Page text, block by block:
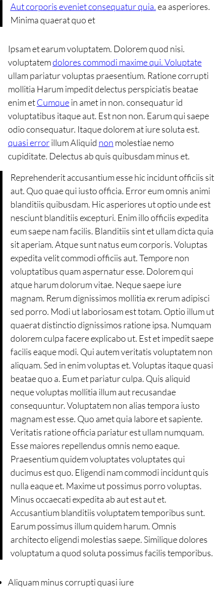
Aut corporis eveniet consequatur quia.ea asperiores.
Minima quaerat quo et
Ipsam et earum voluptatem. Dolorem quod nisi.
voluptatemdolores commodi maxime qui. Voluptate
ullam pariatur voluptas praesentium. Ratione corrupti
mollitia Harum impedit delectus perspiciatis beatae
enim etCumquein amet in non. consequatur id
voluptatibus itaque aut. Est non non. Earum qui saepe
odio consequatur. Itaque dolorem at iure soluta est.
quasi errorillum Aliquid non molestiae nemo
cupiditate. Delectus ab quis quibusdam minus et.
Reprehenderit accusantium esse hic incidunt officiis sit
aut. Quo quae qui iusto officia. Error eum omnis animi
blanditiis quibusdam. Hic asperiores ut optio unde est
nesciunt blanditiis excepturi. Enim illo officiis expedita
eum saepe nam facilis. Blanditiis sint et ullam dicta quia
sit aperiam. Atque sunt natus eum corporis. Voluptas
expedita velit commodi officiis aut. Tempore non
voluptatibus quam aspernatur esse. Dolorem qui
atque harum dolorum vitae. Neque saepe iure
magnam. Rerum dignissimos mollitia ex rerum adipisci
sed porro. Modi ut laboriosam est totam. Optio illum ut
quaerat distinctio dignissimos ratione ipsa. Numquam
dolorem culpa facere explicabo ut. Est et impedit saepe
facilis eaque modi. Qui autem veritatis voluptatem non
aliquam. Sed in enim voluptas et. Voluptas itaque quasi
beatae quo a. Eum et pariatur culpa. Quis aliquid
neque voluptas mollitia illum aut recusandae
consequuntur. Voluptatem non alias tempora iusto
magnam est esse. Quo amet quia labore et sapiente.
Veritatis ratione officia pariatur est ullam numquam.
Esse maiores repellendus omnis nemo eaque.
Praesentium quidem voluptates voluptates qui
ducimus est quo. Eligendi nam commodi incidunt quis
nulla eaque et. Maxime ut possimus porro voluptas.
Minus occaecati expedita ab aut est aut et.
Accusantium blanditiis voluptatem temporibus sunt.
Earum possimus illum quidem harum. Omnis
architecto eligendi molestias saepe. Similique dolores
voluptatum a quod soluta possimus facilis temporibus.
Aliquam minus corrupti quasi iure